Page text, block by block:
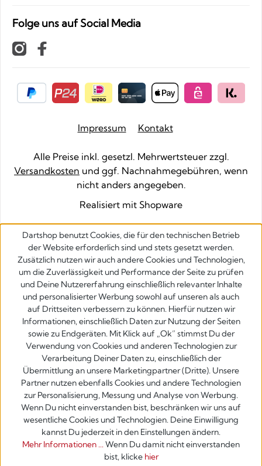
Folge uns auf Social Media
Impressum Kontakt
Alle Preise inkl. gesetzl. Mehrwertsteuer zzgl.
Versandkosten und ggf. Nachnahmegebühren, wenn
nicht anders angegeben.
Realisiert mit Shopware
Dartshop benutzt Cookies, die für den technischen Betrieb
der Website erforderlich sind und stets gesetzt werden.
Zusätzlich nutzen wir auch andere Cookies und Technologien,
um die Zuverlässigkeit und Performance der Seite zu prüfen
und Deine Nutzererfahrung einschließlich relevanter Inhalte
und personalisierter Werbung sowohl auf unseren als auch
auf Drittseiten verbessern zu können. Hierfür nutzen wir
Informationen, einschließlich Daten zur Nutzung der Seiten
sowie zu Endgeräten. Mit Klick auf „Ok” stimmst Du der
Verwendung von Cookies und anderen Technologien zur
Verarbeitung Deiner Daten zu, einschließlich der
Übermittlung an unsere Marketingpartner (Dritte). Unsere
Partner nutzen ebenfalls Cookies und andere Technologien
zur Personalisierung, Messung und Analyse von Werbung.
Wenn Du nicht einverstanden bist, beschränken wir uns auf
wesentliche Cookies und Technologien. Deine Einwilligung
kannst Du jederzeit in den Einstellungen ändern.
Mehr Informationen ...Wenn Du damit nicht einverstanden
bist, klicke hier